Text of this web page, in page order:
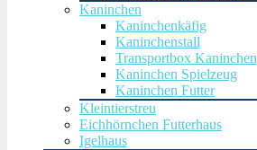
Kaninchen
Kaninchenkäfig
Kaninchenstall
Transportbox Kaninchen
Kaninchen Spielzeug
Kaninchen Futter
Kleintierstreu
Eichhörnchen Futterhaus
Igelhaus